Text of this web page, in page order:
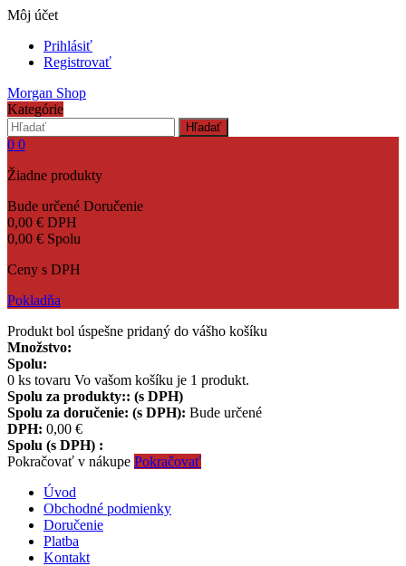
Môj účet
Prihlásiť
Registrovať
Morgan Shop
Kategórie
Hľadať
0 0
Žiadne produkty
Bude určené Doručenie
0,00 € DPH
0,00 € Spolu
Ceny s DPH
Pokladňa
Produkt bol úspešne pridaný do vášho košíku
Množstvo:
Spolu:
0 ks tovaru Vo vašom košíku je 1 produkt.
Spolu za produkty:: (s DPH)
Spolu za doručenie: (s DPH): Bude určené
DPH: 0,00 €
Spolu (s DPH) :
Pokračovať v nákupe Pokračovať
Úvod
Obchodné podmienky
Doručenie
Platba
Kontakt